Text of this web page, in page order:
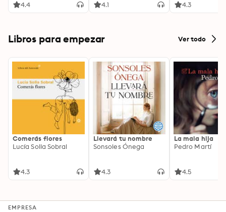
4.4 4.1 4.3
Libros para empezar Ver todo
Comerás flores
Lucía Solla Sobral
4.3
Llevará tu nombre
Sonsoles Ónega
4.3
La mala hija
Pedro Martí
4.5
EMPRESA